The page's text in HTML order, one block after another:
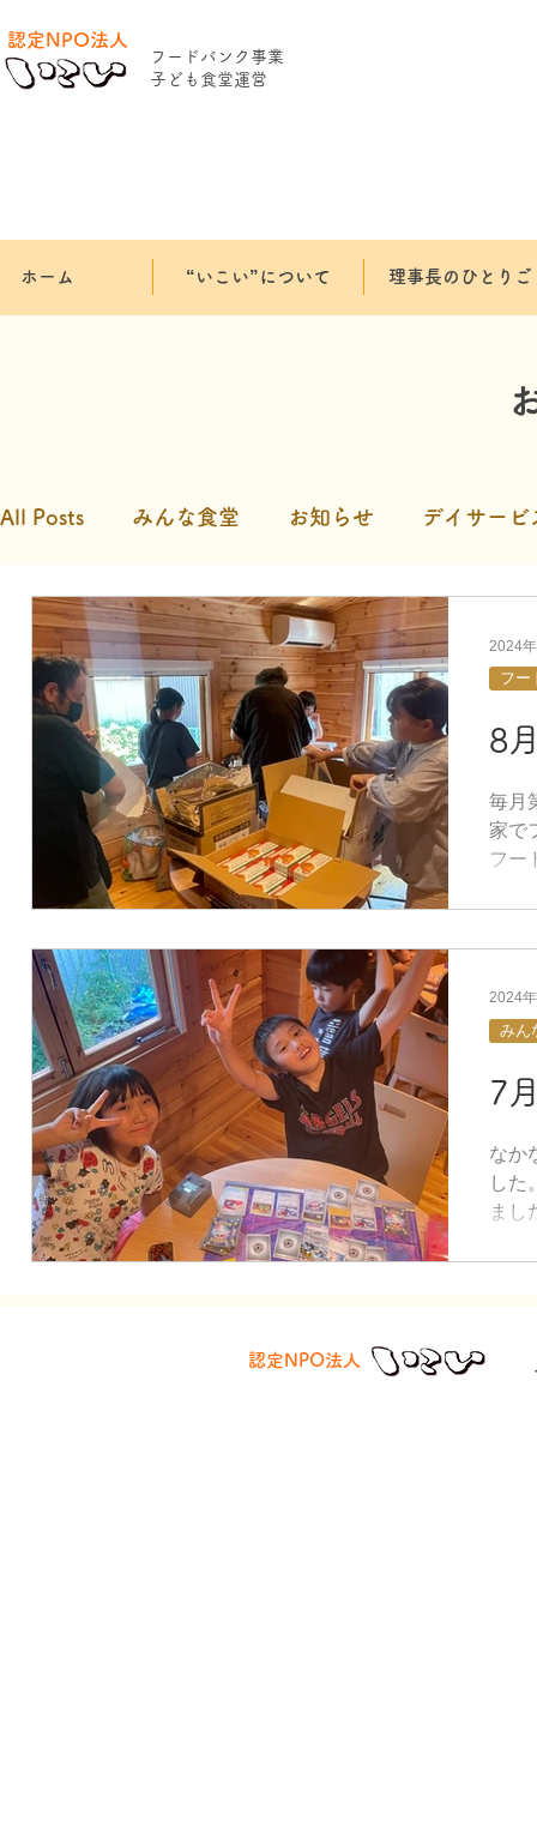
認定NPO法人
​フードバンク事業
​子ども食堂運営
ホーム “いこい”について 理事長のひとりご
All Posts みんな食堂 お知らせ デイサービ
フードバンク 理事長の独り言
8
毎月
家で
フー
食材
フー
2024
7
なか
した
まし
そし
みん
2024
認定NPO法人